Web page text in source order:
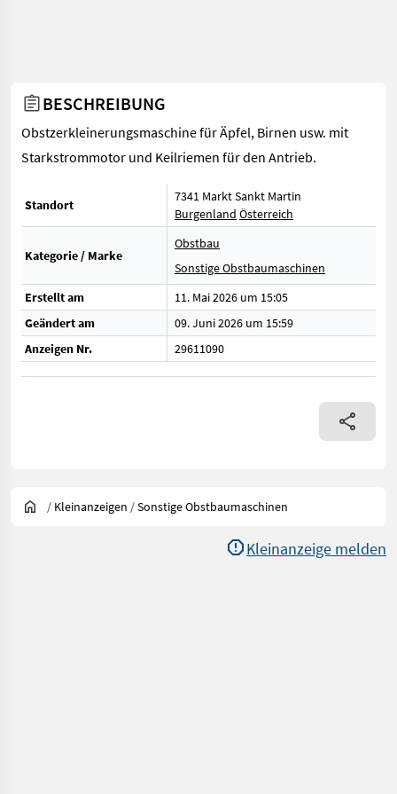
BESCHREIBUNG
Obstzerkleinerungsmaschine für Äpfel, Birnen usw. mit
Starkstrommotor und Keilriemen für den Antrieb.
Standort
7341 Markt Sankt Martin
Burgenland Österreich
Kategorie / Marke
Obstbau
Sonstige Obstbaumaschinen
Erstellt am
11. Mai 2026 um 15:05
Geändert am
09. Juni 2026 um 15:59
Anzeigen Nr.
29611090
/ Kleinanzeigen /Sonstige Obstbaumaschinen
Kleinanzeige melden